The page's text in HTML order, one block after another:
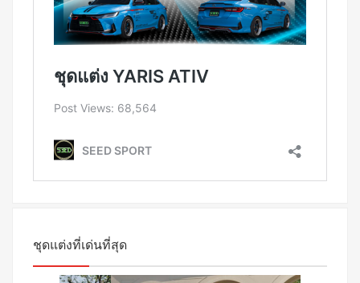
ชุดแต่งที่เด่นที่สุด